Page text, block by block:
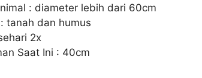
: diameter lebih dari 60cm
tanah dan humus
2x
Saat Ini : 40cm